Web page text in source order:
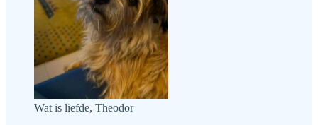
Wat is liefde, Theodor